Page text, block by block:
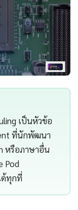
เป็นหัวข้อ
ที่นักพัฒนา
หรือภาษาอื่น
Pod
ด้ทุกที่